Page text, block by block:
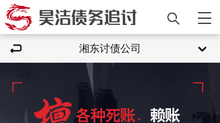
湘东讨债公司